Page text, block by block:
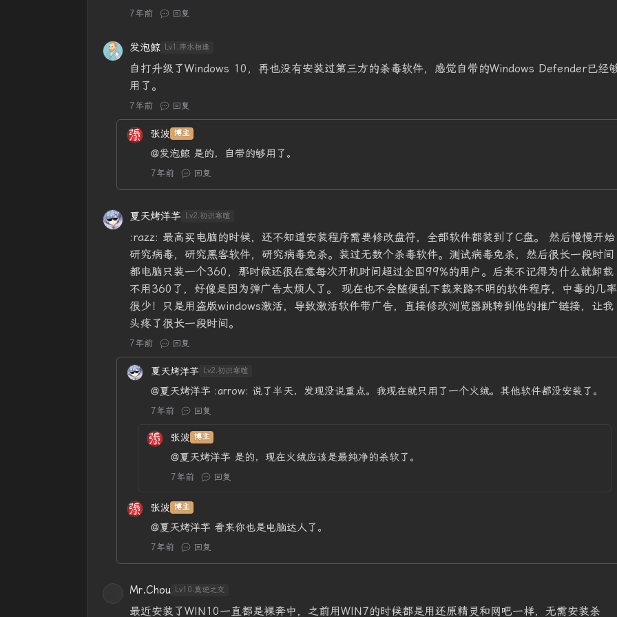
7年前 回复
发泡鲸 Lv1.萍水相逢
自打升级了Windows 10，再也没有安装过第三方的杀毒软件，感觉自带的Windows Defender已经
用了。
7年前 回复
张波 博主
@发泡鲸 是的，自带的够用了。
7年前 回复
夏天烤洋芋 Lv2.初识寒暄
:razz: 最高买电脑的时候，还不知道安装程序需要修改盘符，全部软件都装到了C盘。 然后慢慢开始
研究病毒，研究黑客软件，研究病毒免杀。装过无数个杀毒软件。测试病毒免杀，然后很长一段时间
都电脑只装一个360，那时候还很在意每次开机时间超过全国99%的用户。后来不记得为什么就卸载
不用360了，好像是因为弹广告太烦人了。 现在也不会随便乱下载来路不明的软件程序，中毒的几率
很少！只是用盗版windows激活，导致激活软件带广告，直接修改浏览器跳转到他的推广链接，让我
头疼了很长一段时间。
7年前 回复
夏天烤洋芋 Lv2.初识寒暄
@夏天烤洋芋 :arrow: 说了半天，发现没说重点。我现在就只用了一个火绒。其他软件都没安装了。
7年前 回复
张波 博主
@夏天烤洋芋 是的，现在火绒应该是最纯净的杀软了。
7年前 回复
张波 博主
@夏天烤洋芋 看来你也是电脑达人了。
7年前 回复
Mr.Chou Lv10.莫逆之交
最近安装了WIN10一直都是裸奔中，之前用WIN7的时候都是用还原精灵和网吧一样，无需安装杀